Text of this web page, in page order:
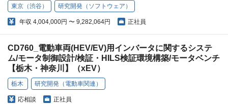
東京（渋谷） 研究開発（ソフトウェア）
年収 4,004,000円 〜 9,282,064円 正社員
CD760_電動車両(HEV/EV)用インバータに関するシステ
ム/モータ制御設計/検証・HILS検証環境構築/モータベンチ
【栃木・神奈川】（xEV）
栃木 研究開発（電動車関連）
応相談 正社員